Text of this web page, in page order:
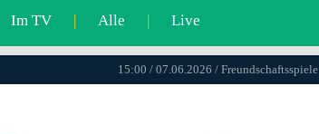
Im TV | Alle | Live
15:00 / 07.06.2026 / Freundschaftsspiele